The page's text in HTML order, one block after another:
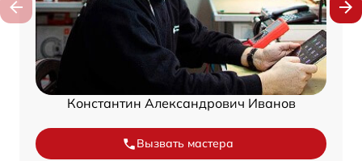
Константин Александрович Иванов
Вызвать мастера